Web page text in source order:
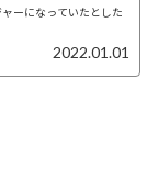
ーになっていたとした
2022.01.01